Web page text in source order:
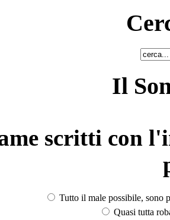
Il
scritti con
Tutto il male possibile, sono
Quasi tutta